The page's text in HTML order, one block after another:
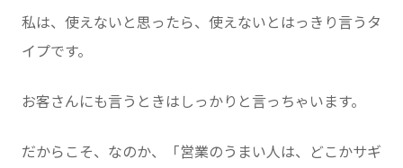
私は、使えないと思ったら、使えないとはっきり言うタ
イプです。
お客さんにも言うときはしっかりと言っちゃいます。
だからこそ、なのか、「営業のうまい人は、どこかサギ